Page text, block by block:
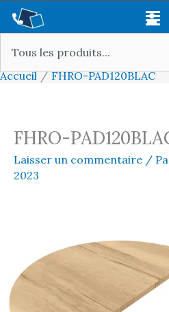
Aller
contenu
Main
Accueil
FHRO-PAD120BLAC
FHRO-
Laisser un commentaire /
2023